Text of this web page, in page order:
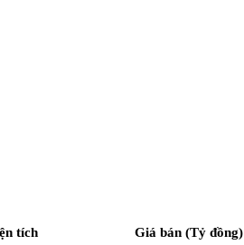
tích Giá bán (Tỷ đồng)